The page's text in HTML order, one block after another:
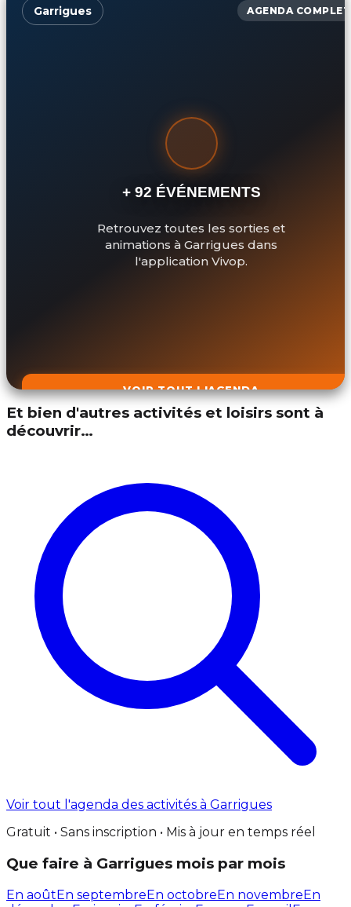
Garrigues AGENDA COMPLET
+ 92 ÉVÉNEMENTS
Retrouvez toutes les sorties et
animations à Garrigues dans
l'application Vivop.
VOIR TOUT L'AGENDA
Et bien d'autres activités et loisirs sont à
découvrir…
Voir tout l'agenda des activités à Garrigues
Gratuit • Sans inscription • Mis à jour en temps réel
Que faire à Garrigues mois par mois
En aoûtEn septembreEn octobreEn novembreEn